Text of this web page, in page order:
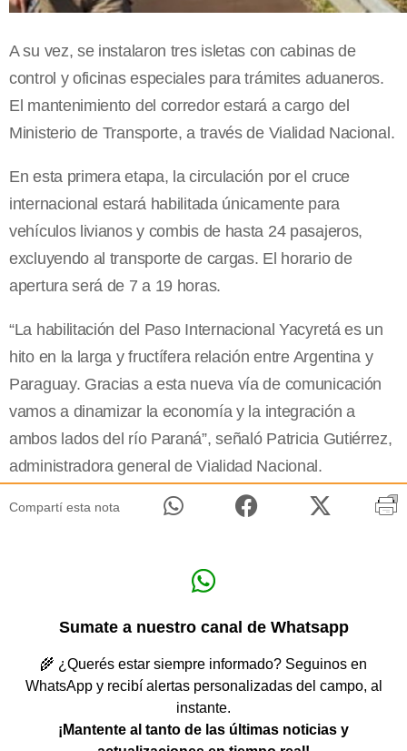
A su vez, se instalaron tres isletas con cabinas de
control y oficinas especiales para trámites aduaneros.
El mantenimiento del corredor estará a cargo del
Ministerio de Transporte, a través de Vialidad Nacional.
En esta primera etapa, la circulación por el cruce
internacional estará habilitada únicamente para
vehículos livianos y combis de hasta 24 pasajeros,
excluyendo al transporte de cargas. El horario de
apertura será de 7 a 19 horas.
“La habilitación del Paso Internacional Yacyretá es un
hito en la larga y fructífera relación entre Argentina y
Paraguay. Gracias a esta nueva vía de comunicación
vamos a dinamizar la economía y la integración a
ambos lados del río Paraná”, señaló Patricia Gutiérrez,
administradora general de Vialidad Nacional.
Compartí esta nota
Sumate a nuestro canal de Whatsapp
🌾 ¿Querés estar siempre informado? Seguinos en
WhatsApp y recibí alertas personalizadas del campo, al
instante.
¡Mantente al tanto de las últimas noticias y